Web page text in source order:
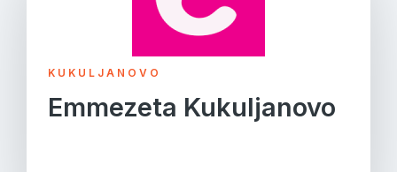
KUKULJANOVO
Emmezeta Kukuljanovo